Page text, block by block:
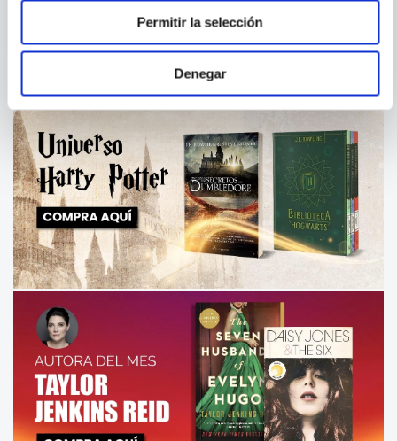
Permitir la selección
Denegar